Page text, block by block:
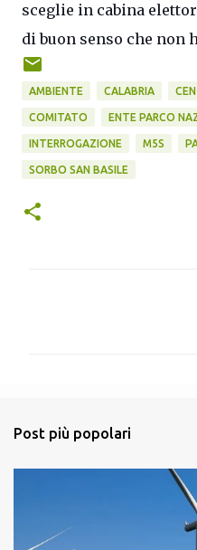
sceglie in cabina
di buon senso che non
AMBIENTE CALABRIA
COMITATO ENTE PARCO
INTERROGAZIONE M5S
SORBO SAN BASILE
Post più popolari